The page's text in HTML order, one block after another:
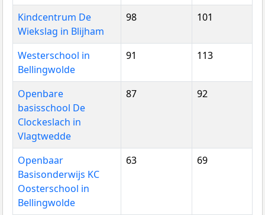
Kindcentrum De
Wiekslag in Blijham
98 101
Westerschool in
Bellingwolde
91 113
Openbare
basisschool De
Clockeslach in
Vlagtwedde
87 92
Openbaar
Basisonderwijs KC
Oosterschool in
Bellingwolde
63 69